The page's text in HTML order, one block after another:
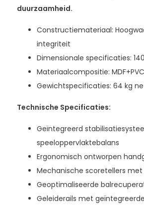
duurzaamheid.
Constructiemateriaal:
integriteit
Dimensionale specificaties:
Materiaalcompositie:
Gewichtspecificaties: 64 kg
Technische Specificaties:
Geïntegreerd
speeloppervlaktebalans
Ergonomisch ontworpen
Mechanische scoretellers
Geoptimaliseerde
Geleiderails met